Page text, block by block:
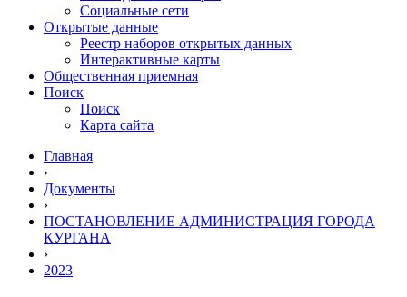
Социальные сети
Открытые данные
Реестр наборов открытых данных
Интерактивные карты
Общественная приемная
Поиск
Поиск
Карта сайта
Главная
›
Документы
›
ПОСТАНОВЛЕНИЕ АДМИНИСТРАЦИЯ ГОРОДА
КУРГАНА
›
2023